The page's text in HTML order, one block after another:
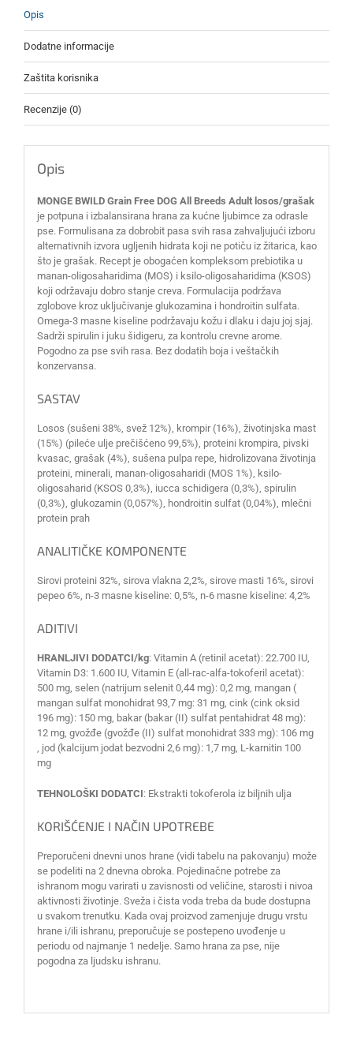
Opis
Dodatne informacije
Zaštita korisnika
Recenzije (0)
Opis
MONGE BWILD Grain Free DOG All Breeds Adult losos/grašak
je potpuna i izbalansirana hrana za kućne ljubimce za odrasle
pse. Formulisana za dobrobit pasa svih rasa zahvaljujući izboru
alternativnih izvora ugljenih hidrata koji ne potiču iz žitarica, kao
što je grašak. Recept je obogaćen kompleksom prebiotika u
manan-oligosaharidima (MOS) i ksilo-oligosaharidima (KSOS)
koji održavaju dobro stanje creva. Formulacija podržava
zglobove kroz uključivanje glukozamina i hondroitin sulfata.
Omega-3 masne kiseline podržavaju kožu i dlaku i daju joj sjaj.
Sadrži spirulin i juku šidigeru, za kontrolu crevne arome.
Pogodno za pse svih rasa. Bez dodatih boja i veštačkih
konzervansa.
SASTAV
Losos (sušeni 38%, svež 12%), krompir (16%), životinjska mast
(15%) (pileće ulje prečišćeno 99,5%), proteini krompira, pivski
kvasac, grašak (4%), sušena pulpa repe, hidrolizovana životinja
proteini, minerali, manan-oligosaharidi (MOS 1%), ksilo-
oligosaharid (KSOS 0,3%), iucca schidigera (0,3%), spirulin
(0,3%), glukozamin (0,057%), hondroitin sulfat (0,04%), mlečni
protein prah
ANALITIČKE KOMPONENTE
Sirovi proteini 32%, sirova vlakna 2,2%, sirove masti 16%, sirovi
pepeo 6%, n-3 masne kiseline: 0,5%, n-6 masne kiseline: 4,2%
ADITIVI
HRANLJIVI DODATCI/kg: Vitamin A (retinil acetat): 22.700 IU,
Vitamin D3: 1.600 IU, Vitamin E (all-rac-alfa-tokoferil acetat):
500 mg, selen (natrijum selenit 0,44 mg): 0,2 mg, mangan (
mangan sulfat monohidrat 93,7 mg: 31 mg, cink (cink oksid
196 mg): 150 mg, bakar (bakar (II) sulfat pentahidrat 48 mg):
12 mg, gvožđe (gvožđe (II) sulfat monohidrat 333 mg): 106 mg
, jod (kalcijum jodat bezvodni 2,6 mg): 1,7 mg, L-karnitin 100
mg
TEHNOLOŠKI DODATCI: Ekstrakti tokoferola iz biljnih ulja
KORIŠĆENJE I NAČIN UPOTREBE
Preporučeni dnevni unos hrane (vidi tabelu na pakovanju) može
se podeliti na 2 dnevna obroka. Pojedinačne potrebe za
ishranom mogu varirati u zavisnosti od veličine, starosti i nivoa
aktivnosti životinje. Sveža i čista voda treba da bude dostupna
u svakom trenutku. Kada ovaj proizvod zamenjuje drugu vrstu
hrane i/ili ishranu, preporučuje se postepeno uvođenje u
periodu od najmanje 1 nedelje. Samo hrana za pse, nije
pogodna za ljudsku ishranu.